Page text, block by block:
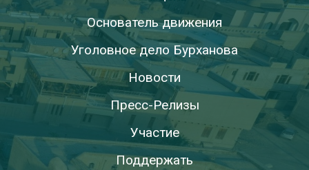
Основатель движения
Уголовное дело Бурханова
Новости
Пресс-Релизы
Участие
Поддержать